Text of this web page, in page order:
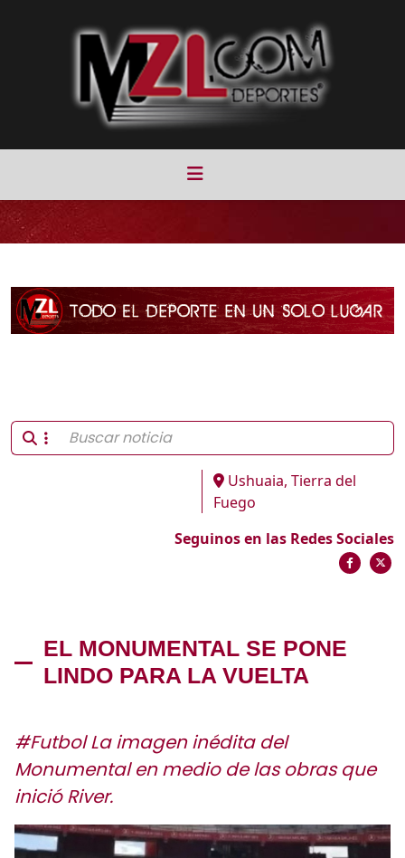
Ushuaia, Tierra del
Fuego
Seguinos en las Redes Sociales
EL MONUMENTAL SE PONE
LINDO PARA LA VUELTA
#Futbol La imagen inédita del
Monumental en medio de las obras que
inició River.